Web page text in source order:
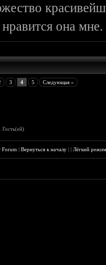
она мне.
3 4 5 Следующая »
Гость(ей)
Forum |Вернуться к началу ||Лёгкий